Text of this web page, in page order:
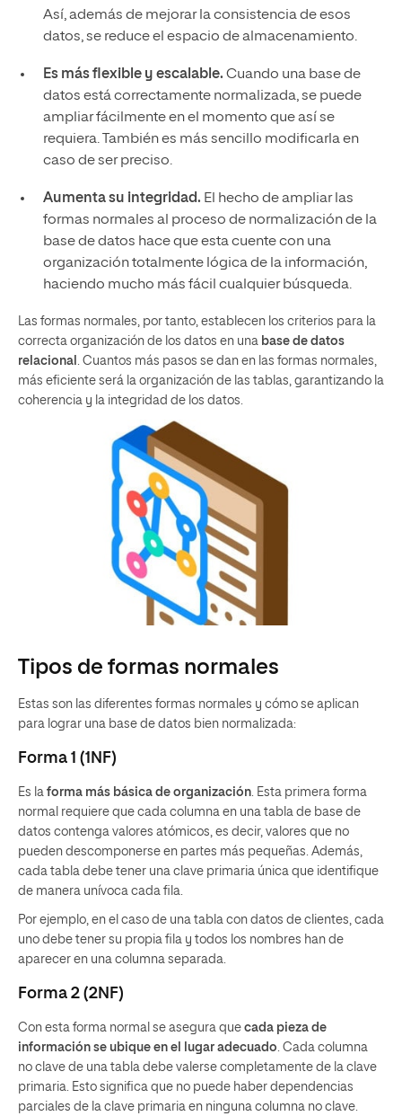
Así, además de mejorar la consistencia de esos
datos, se reduce el espacio de almacenamiento.
Es más flexible y escalable. Cuando una base de
datos está correctamente normalizada, se puede
ampliar fácilmente en el momento que así se
requiera. También es más sencillo modificarla en
caso de ser preciso.
Aumenta su integridad. El hecho de ampliar las
formas normales al proceso de normalización de la
base de datos hace que esta cuente con una
organización totalmente lógica de la información,
haciendo mucho más fácil cualquier búsqueda.
Las formas normales, por tanto, establecen los criterios para la
correcta organización de los datos en una base de datos
relacional
. Cuantos más pasos se dan en las formas normales,
más eficiente será la organización de las tablas, garantizando la
coherencia y la integridad de los datos.
Tipos de formas normales
Estas son las diferentes formas normales y cómo se aplican
para lograr una base de datos bien normalizada:
Forma 1 (1NF)
Es la forma más básica de organización. Esta primera forma
normal requiere que cada columna en una tabla de base de
datos contenga valores atómicos, es decir, valores que no
pueden descomponerse en partes más pequeñas. Además,
cada tabla debe tener una clave primaria única que identifique
de manera unívoca cada fila.
Por ejemplo, en el caso de una tabla con datos de clientes, cada
uno debe tener su propia fila y todos los nombres han de
aparecer en una columna separada.
Forma 2 (2NF)
Con esta forma normal se asegura que cada pieza de
información se ubique en el lugar adecuado. Cada columna
no clave de una tabla debe valerse completamente de la clave
primaria. Esto significa que no puede haber dependencias
parciales de la clave primaria en ninguna columna no clave.